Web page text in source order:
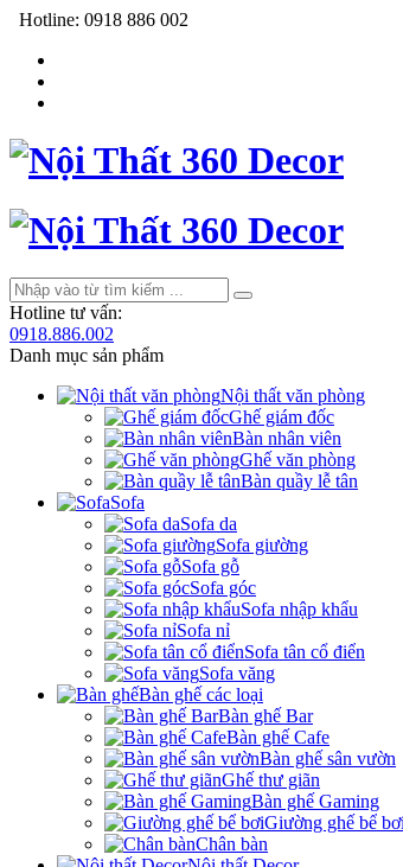
Hotline: 0918 886 002
Hotline tư vấn:
0918.886.002
Danh mục sản phẩm
Nội thất văn phòng
Ghế giám đốc
Bàn nhân viên
Ghế văn phòng
Bàn quầy lễ tân
Sofa
Sofa da
Sofa giường
Sofa gỗ
Sofa góc
Sofa nhập khẩu
Sofa nỉ
Sofa tân cổ điển
Sofa văng
Bàn ghế các loại
Bàn ghế Bar
Bàn ghế Cafe
Bàn ghế sân vườn
Ghế thư giãn
Bàn ghế Gaming
Giường ghế bể bơi
Chân bàn